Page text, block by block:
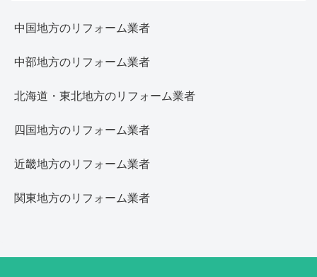
中国地方のリフォーム業者
中部地方のリフォーム業者
北海道・東北地方のリフォーム業者
四国地方のリフォーム業者
近畿地方のリフォーム業者
関東地方のリフォーム業者